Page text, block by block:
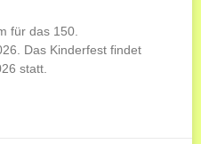
für das 150.
Das Kinderfest findet
statt.